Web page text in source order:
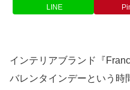
LINE
インテリアブランド『
バレンタインデーという時